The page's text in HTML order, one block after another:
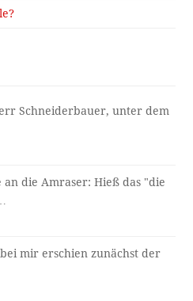
Schneiderbauer, unter dem
an die Amraser: Hieß das "die
mir erschien zunächst der